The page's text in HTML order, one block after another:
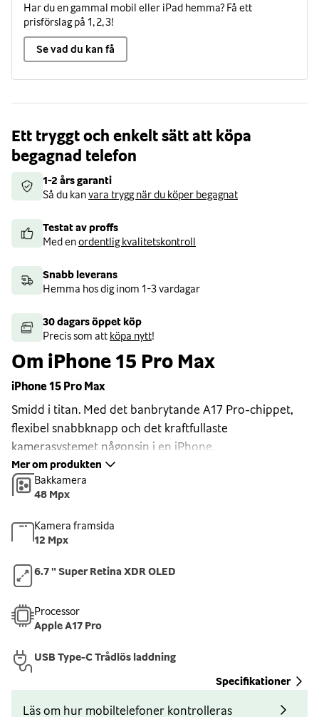
Ett tryggt och enkelt sätt att köpa
begagnad telefon
1-2 års garanti
Så du kanvara trygg när du köper begagnat
Testat av proffs
Med enordentlig kvalitetskontroll
Snabb leverans
Hemma hos dig inom 1-3 vardagar
30 dagars öppet köp
Precis som att köpa nytt!
Om iPhone 15 Pro Max
iPhone 15 Pro Max
Smidd i titan. Med det banbrytande A17 Pro-chippet,
flexibel snabbknapp och det kraftfullaste
kamerasystemet någonsin i en iPhone.
Smidd i titan
iPhone 15 Pro Max är designad i starkt och lätt
glas. Den har även en framsida i Ceramic Shield som tål
mer än vilket smartphoneglas som helst. Och den står
emot vatten, stänk och damm.
Avancerad skärm
Super Retina XDR-skärmen på 6,7 tum med ProMotion
ökar uppdateringsfrekvensen till 120 Hz när du
behöver grafikprestanda utöver det vanliga. I Dynamic
Island bubblar notiser och liveaktiviteter upp. Och
skärmen är alltid på, så det räcker att kasta ett öga på
låsskärmen – du behöver inte trycka på den för att
Mer om produkten
Bakkamera
48 Mpx
Kamera framsida
12 Mpx
6.7 " Super Retina XDR OLED
Processor
Apple A17 Pro
USB Type-C Trådlös laddning
Specifikationer
Läs om hur mobiltelefoner kontrolleras
Har du en gammal mobil eller iPad hemma? Få ett
prisförslag på 1, 2, 3!
Se vad du kan få